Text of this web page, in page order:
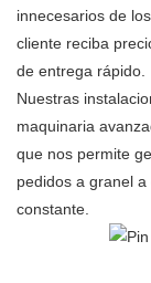
innecesarios de
cliente reciba
de entrega rápido.
Nuestras
maquinaria
que nos permite
pedidos a granel
constante.